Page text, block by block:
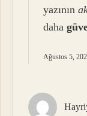
yazının
daha
Ağustos 5,